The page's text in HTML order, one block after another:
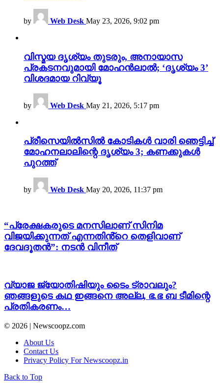
by Web Desk May 23, 2026, 9:02 pm
വിസ്മയ ദൃശ്യം തുടരും, അനായാസ
പ്രകടനവുമായി മോഹൻലാൽ; ‘ദൃശ്യം 3’
വിശദമായ റിവ്യൂ
by Web Desk May 21, 2026, 5:17 pm
പ്രീസെയിൽസിൽ കോടികൾ വാരി ഞെട്ടിച്ച്
മോഹനലാലിന്റെ ദൃശ്യം 3; കണക്കുകൾ
പുറത്ത്
by Web Desk May 20, 2026, 11:37 pm
“പ്രേക്ഷകരുടെ മനസിലാണ് സിനിമ
വിജയിക്കുന്നത് എന്നതിൻ്റെ തെളിവാണ്
ദേവദൂതൻ”: നടൻ വിനീത്
വ്യാജ ജ്യോതിഷിയും ടൈം ട്രാവലും?
ഞങ്ങളുടെ കഥ ഇങ്ങനെ അല്ല, ഭ.ഭ ബ ടീമിന്റെ
പ്രതികരണം…
© 2026 | Newscoopz.com
About Us
Contact Us
Privacy Policy For Newscoopz.in
Back to Top